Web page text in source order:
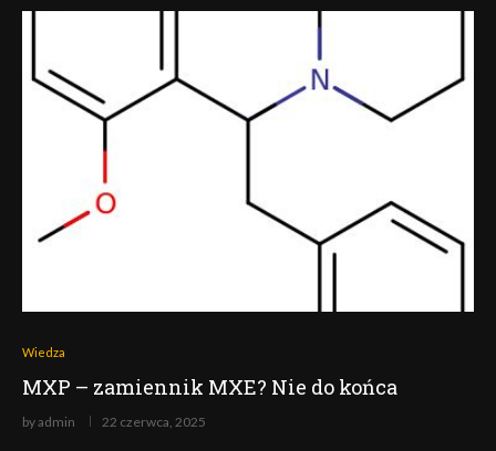
Wiedza
MXP – zamiennik MXE? Nie do końca
byadmin 22 czerwca, 2025